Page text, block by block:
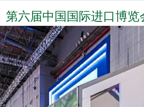
第六届中国国际进口博